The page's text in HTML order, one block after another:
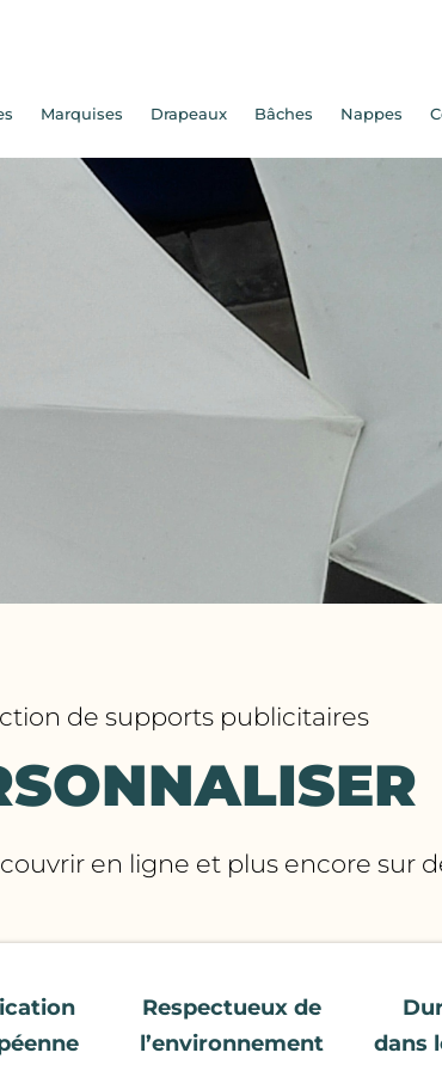
Marquises Drapeaux Bâches Nappes
de supports publicitaires
en ligne et plus encore sur
Respectueux de
l’environnement
dans